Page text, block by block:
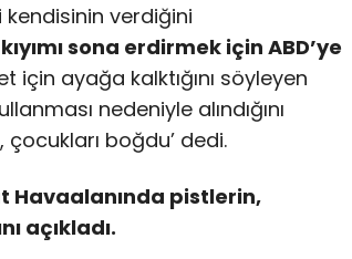
kendisinin verdiğini
sona erdirmek için ABD’ye
için ayağa kalktığını söyleyen
nedeniyle alındığını
çocukları boğdu’ dedi.
Havaalanında pistlerin,
açıkladı.